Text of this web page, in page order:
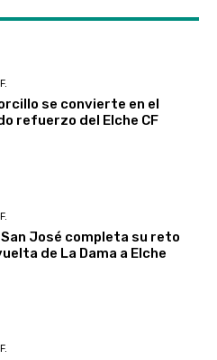
se convierte en el
refuerzo del Elche CF
José completa su reto
de La Dama a Elche